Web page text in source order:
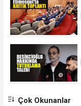
Çok Okunanlar